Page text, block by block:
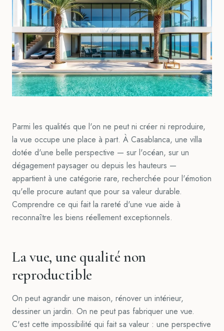
Parmi les qualités que l'on ne peut ni créer ni reproduire,
la vue occupe une place à part. À Casablanca, une villa
dotée d'une belle perspective — sur l'océan, sur un
dégagement paysager ou depuis les hauteurs —
appartient à une catégorie rare, recherchée pour l'émotion
qu'elle procure autant que pour sa valeur durable.
Comprendre ce qui fait la rareté d'une vue aide à
reconnaître les biens réellement exceptionnels.
La vue, une qualité non
reproductible
On peut agrandir une maison, rénover un intérieur,
dessiner un jardin. On ne peut pas fabriquer une vue.
C'est cette impossibilité qui fait sa valeur : une perspective